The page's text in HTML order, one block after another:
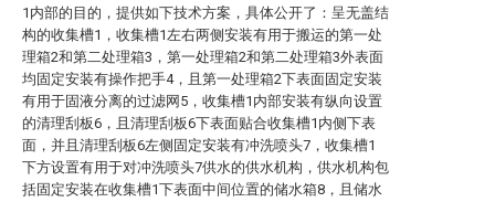
1内部的目的，提供如下技术方案，具体公开了：呈无盖结
构的收集槽1，收集槽1左右两侧安装有用于搬运的第一处
理箱2和第二处理箱3，第一处理箱2和第二处理箱3外表面
均固定安装有操作把手4，且第一处理箱2下表面固定安装
有用于固液分离的过滤网5，收集槽1内部安装有纵向设置
的清理刮板6，且清理刮板6下表面贴合收集槽1内侧下表
面，并且清理刮板6左侧固定安装有冲洗喷头7，收集槽1
下方设置有用于对冲洗喷头7供水的供水机构，供水机构包
括固定安装在收集槽1下表面中间位置的储水箱8，且储水